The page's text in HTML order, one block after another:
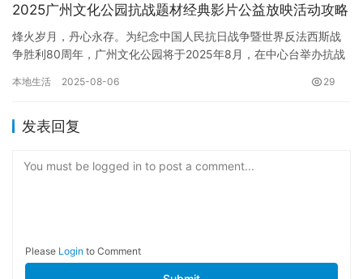
2025广州文化公园抗战题材经典影片公益放映活动攻略
烽火岁月，丹心永存。为纪念中国人民抗日战争暨世界反法西斯战
争胜利80周年，广州文化公园将于2025年8月，在中心台举办抗战
本地生活 2025-08-06 29
发表回复
You must be logged in to post a comment...
Please Login to Comment